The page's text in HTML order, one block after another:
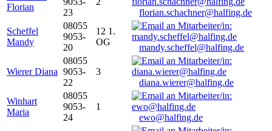
Florian
23
florian.schachner@halfing.de
Scheffel
Mandy
08055
9053-
20
12 1.
OG
mandy.scheffel@halfing.de
Wierer Diana
08055
9053-
22
3
diana.wierer@halfing.de
Winhart
Maria
08055
9053-
24
1
ewo@halfing.de